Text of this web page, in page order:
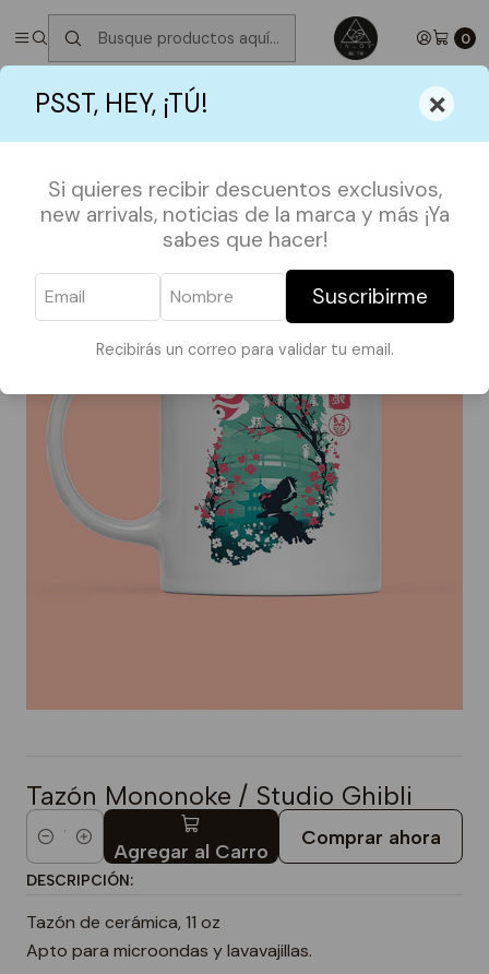
PSST, HEY, ¡TÚ! ×
Si quieres recibir descuentos exclusivos,
new arrivals, noticias de la marca y más ¡Ya
sabes que hacer!
Suscribirme
Recibirás un correo para validar tu email.
0
✮ ⋆ ˚｡𖦹 ⋆｡°✩Próximos Despachos martes 11 de Agosto
⋆｡°✩
Tazón Mononoke / Studio Ghibli
Tazón Mononoke / Studio Ghibli
Cantidad Agregar al Carro
Comprar ahora
DESCRIPCIÓN:
Tazón de cerámica, 11 oz
Apto para microondas y lavavajillas.